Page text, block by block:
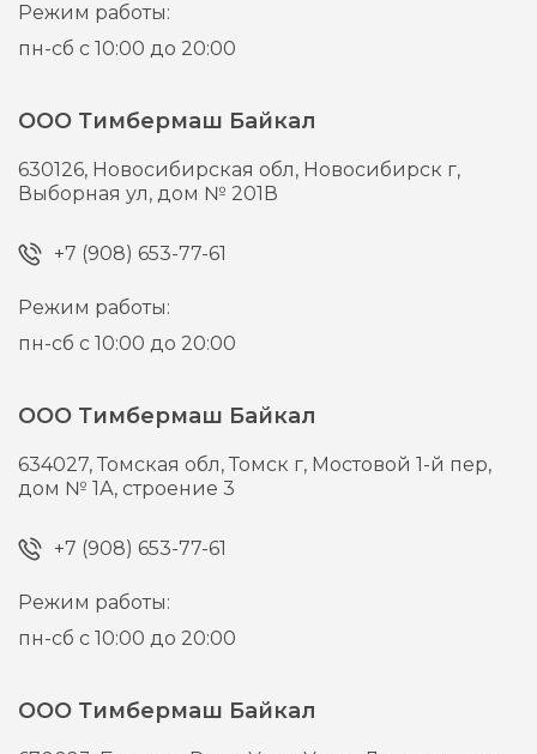
Режим работы:
пн-сб с 10:00 до 20:00
ООО Тимбермаш Байкал
630126, Новосибирская обл, Новосибирск г,
Выборная ул, дом № 201В
+7 (908) 653-77-61
Режим работы:
пн-сб с 10:00 до 20:00
ООО Тимбермаш Байкал
634027,Томская обл, Томск г, Мостовой 1-й пер,
дом № 1А, строение 3
+7 (908) 653-77-61
Режим работы:
пн-сб с 10:00 до 20:00
ООО Тимбермаш Байкал